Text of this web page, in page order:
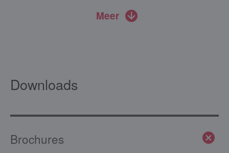
Meer
Downloads
Brochures